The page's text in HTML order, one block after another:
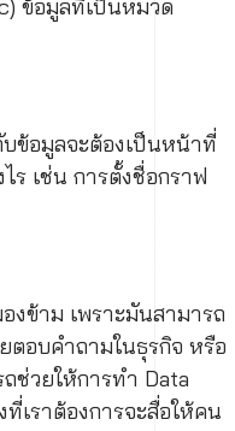
ข้อมูลที่เป็นหมวด
ข้อมูลจะต้องเป็นหน้าที่
ร เช่น การตั้งชื่อกราฟ
งข้าม เพราะมันสามารถ
ตอบคำถามในธุรกิจ หรือ
ช่วยให้การทำ Data
เราต้องการจะสื่อให้คน